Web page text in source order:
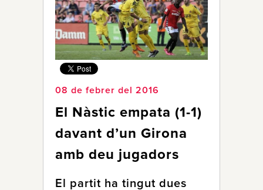
Noticies
Qui Som
08 de febrer del 2016
El Nàstic empata (1-1)
davant d’un Girona
amb deu jugadors
El partit ha tingut dues